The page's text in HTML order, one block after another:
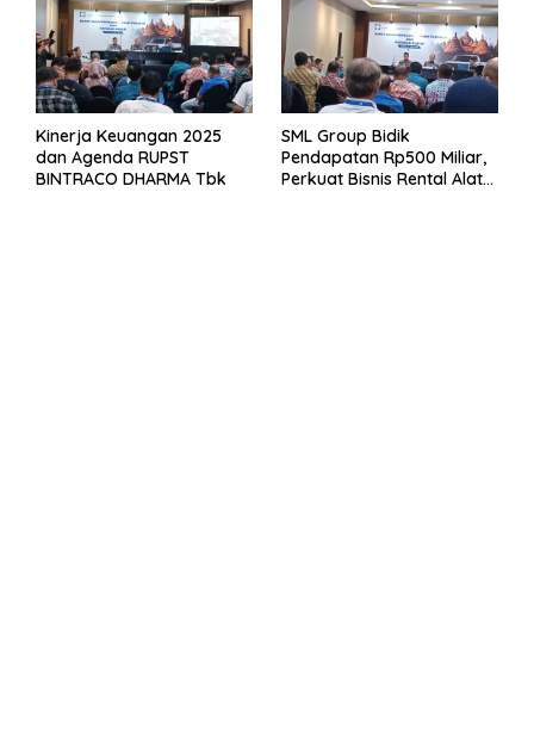
Kinerja Keuangan 2025
dan Agenda RUPST
BINTRACO DHARMA Tbk
SML Group Bidik
Pendapatan Rp500 Miliar,
Perkuat Bisnis Rental Alat